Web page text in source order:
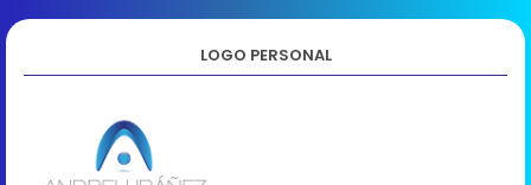
LOGO PERSONAL